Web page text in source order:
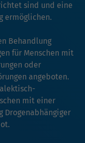
sind und eine
ermöglichen.
Behandlung
für Menschen mit
oder
angeboten.
mit einer
Drogenabhängiger